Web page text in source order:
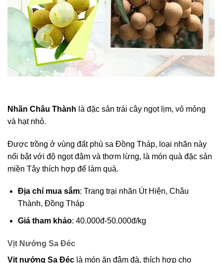
Nhãn Châu Thành là đặc sản trái cây ngọt lịm, vỏ mỏng
và hạt nhỏ.
Được trồng ở vùng đất phù sa Đồng Tháp, loại nhãn này
nổi bật với độ ngọt đậm và thơm lừng, là món quà đặc sản
miền Tây thích hợp để làm quà.
Địa chỉ mua sắm: Trang trại nhãn Út Hiện, Châu
Thành, Đồng Tháp
Giá tham khảo: 40.000đ-50.000đ/kg
Vịt Nướng Sa Đéc
Vịt nướng Sa Đéc là món ăn đậm đà, thích hợp cho